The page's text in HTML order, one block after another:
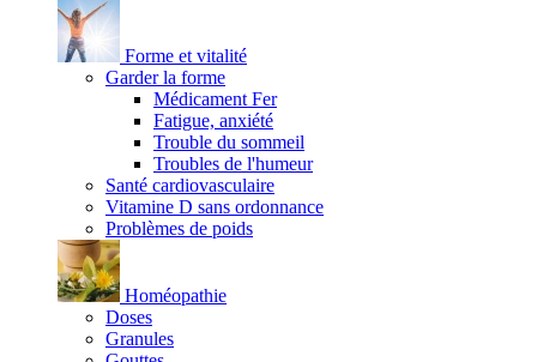
Forme et vitalité
Garder la forme
Médicament Fer
Fatigue, anxiété
Trouble du sommeil
Troubles de l'humeur
Santé cardiovasculaire
Vitamine D sans ordonnance
Problèmes de poids
Homéopathie
Doses
Granules